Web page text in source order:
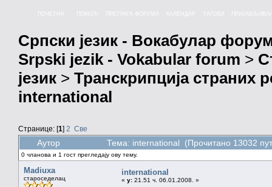
КАЛЕНДАР
Српски језик - Вокабулар
Srpski jezik - Vokabular forum >
језик > Транскрипција страних
international
Странице: [1] 2 Све
Аутор Тема: international (Прочитано 13032
0 чланова и 1 гост прегледају ову тему.
Madiuxa
староседелац
international
« у: 21.51 ч. 06.01.2008. »